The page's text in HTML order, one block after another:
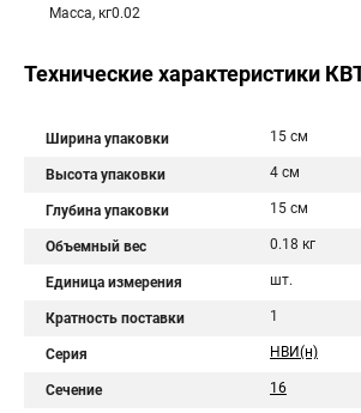
Масса, кг0.02
Технические характеристики
Ширина упаковки 15 см
Высота упаковки 4 см
Глубина упаковки 15 см
Объемный вес 0.18 кг
Единица измерения шт.
Кратность поставки 1
Серия НВИ(н)
Сечение 16